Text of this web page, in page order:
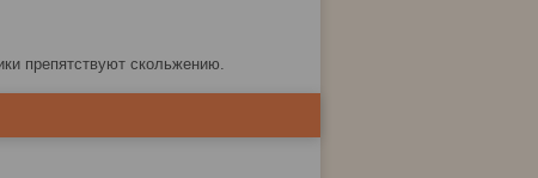
препятствуют скольжению.